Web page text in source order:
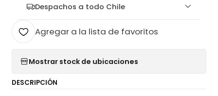
Despachos a todo Chile
Agregar a la lista de favoritos
Mostrar stock de ubicaciones
DESCRIPCIÓN